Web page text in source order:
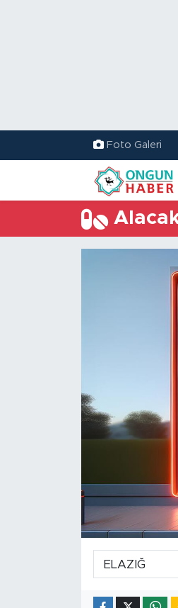
Foto Galeri
Trafik Durumu
TFF 2.Lig Kırmızı
Tüm Manşetler